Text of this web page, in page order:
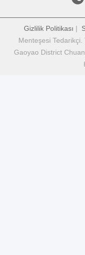
Gizlilik Politikası |
Menteşesi
Gaoyao District